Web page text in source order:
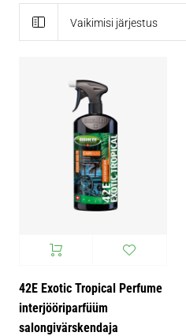
Vaikimisi järjestus
42E Exotic Tropical Perfume
interjööriparfüüm
salongivärskendaja